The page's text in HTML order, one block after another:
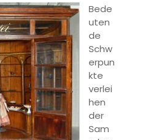
Bede
uten
de
Schw
erpun
kte
verlei
hen
der
Sam